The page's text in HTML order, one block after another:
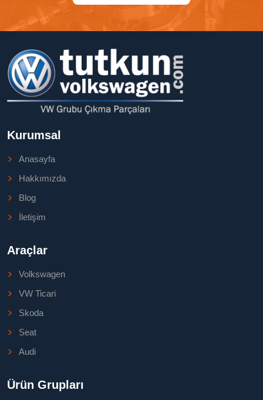
Kurumsal
Anasayfa
Hakkımızda
Blog
İletişim
Araçlar
Volkswagen
VW Ticari
Skoda
Seat
Audi
Ürün Grupları